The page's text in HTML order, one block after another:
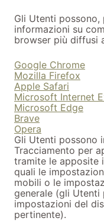
Gli Utenti
informazioni su
browser più diffusi
Google Chrome
Mozilla Firefox
Apple Safari
Microsoft Internet
Microsoft Edge
Brave
Opera
Gli Utenti possono
Tracciamento per
tramite le apposite
quali le
mobili o le
generale (gli Utenti
impostazioni del
pertinente).